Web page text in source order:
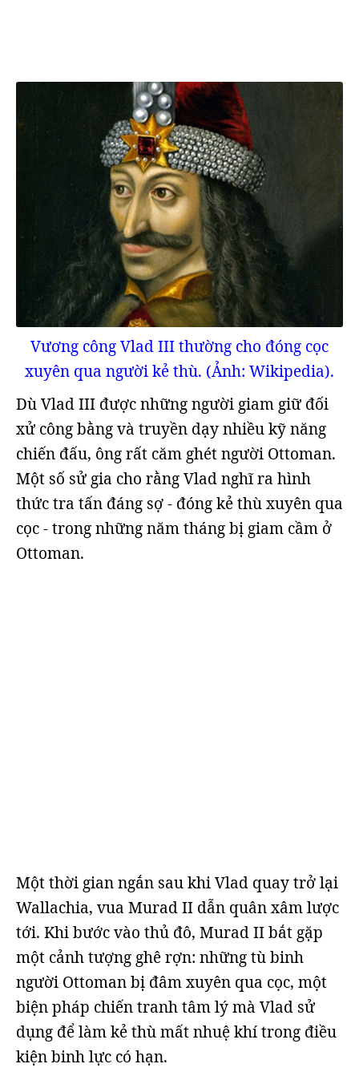
Vương công Vlad III thường cho đóng cọc
xuyên qua người kẻ thù. (Ảnh: Wikipedia).
Dù Vlad III được những người giam giữ đối
xử công bằng và truyền dạy nhiều kỹ năng
chiến đấu, ông rất căm ghét người Ottoman.
Một số sử gia cho rằng Vlad nghĩ ra hình
thức tra tấn đáng sợ - đóng kẻ thù xuyên qua
cọc - trong những năm tháng bị giam cầm ở
Ottoman.
Một thời gian ngắn sau khi Vlad quay trở lại
Wallachia, vua Murad II dẫn quân xâm lược
tới. Khi bước vào thủ đô, Murad II bắt gặp
một cảnh tượng ghê rợn: những tù binh
người Ottoman bị đâm xuyên qua cọc, một
biện pháp chiến tranh tâm lý mà Vlad sử
dụng để làm kẻ thù mất nhuệ khí trong điều
kiện binh lực có hạn.